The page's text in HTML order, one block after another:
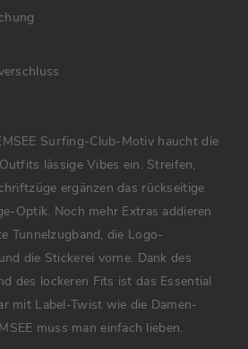
Surfing-Club-Motiv haucht die
lässige Vibes ein. Streifen,
ergänzen das rückseitige
Optik. Noch mehr Extras addieren
Tunnelzugband, die Logo-
die Stickerei vorne. Dank des
des lockeren Fits ist das Essential
mit Label-Twist wie die Damen-
muss man einfach lieben.